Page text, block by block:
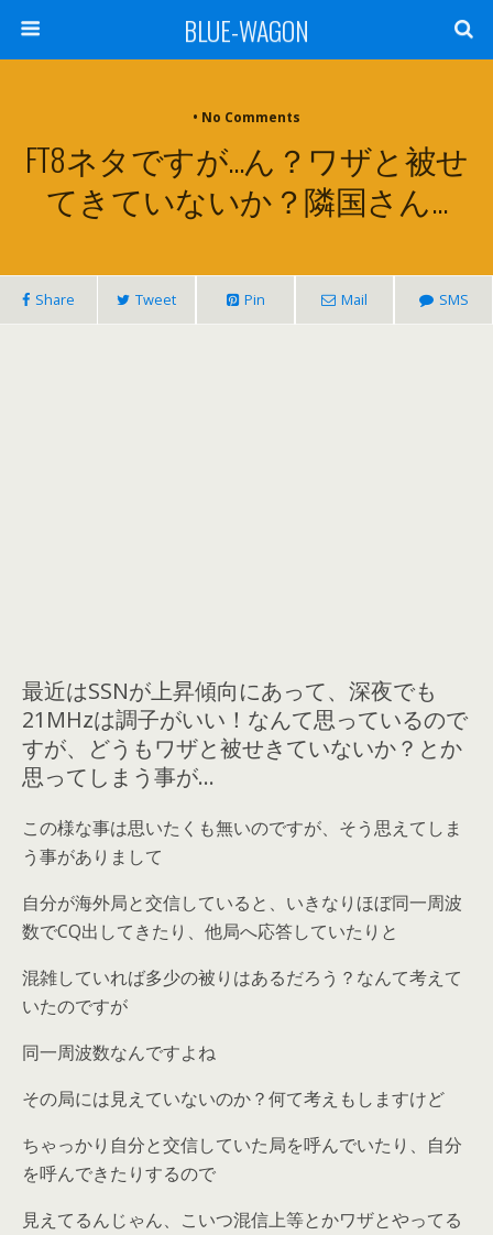
BLUE-WAGON
• No Comments
FT8ネタですが…ん？ワザと被せ
てきていないか？隣国さん…
Share Tweet Pin Mail SMS
最近はSSNが上昇傾向にあって、深夜でも
21MHzは調子がいい！なんて思っているので
すが、どうもワザと被せきていないか？とか
思ってしまう事が…
この様な事は思いたくも無いのですが、そう思えてしま
う事がありまして
自分が海外局と交信していると、いきなりほぼ同一周波
数でCQ出してきたり、他局へ応答していたりと
混雑していれば多少の被りはあるだろう？なんて考えて
いたのですが
同一周波数なんですよね
その局には見えていないのか？何て考えもしますけど
ちゃっかり自分と交信していた局を呼んでいたり、自分
を呼んできたりするので
見えてるんじゃん、こいつ混信上等とかワザとやってる